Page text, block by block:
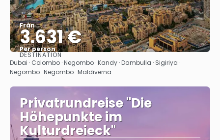
Från
3.631 €
Per person
Se
DESTINATION
Dubai · Colombo · Negombo · Kandy · Dambulla · Sigiriya ·
Negombo · Negombo · Maldiverna
Privatrundreise "Die
Höhepunkte im
Kulturdreieck"